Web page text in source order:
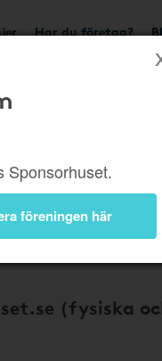
Har du företag?
Sponsorhuset.
föreningen här
(fysiska